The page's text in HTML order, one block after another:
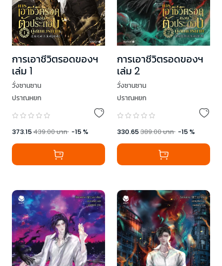
การเอาชีวิตรอดของฯ
เล่ม 1
วั่งซานซาน
ปราณหยก
373.15439.00บาท -15 %
การเอาชีวิตรอดของฯ
เล่ม 2
วั่งซานซาน
ปราณหยก
330.65389.00บาท -15 %